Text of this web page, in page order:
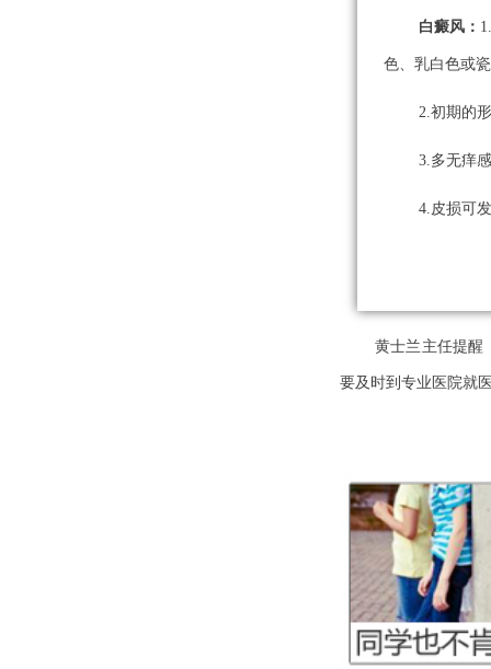
白癜风：
色、乳白色或
2.初期的
3.多无痒
4.皮损可
黄士兰主任提醒
要及时到专业医院就